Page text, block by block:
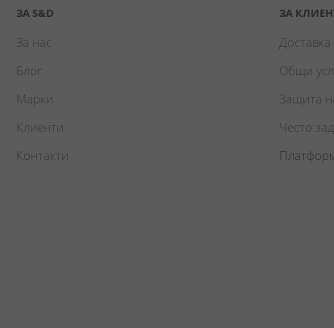
ЗА S&D
За нас
Блог
Марки
Клиенти
Контакти
ЗА
Общи
Защита
Често